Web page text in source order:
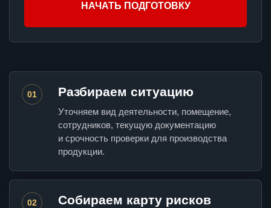
НАЧАТЬ ПОДГОТОВКУ
01 Разбираем ситуацию
Уточняем вид деятельности, помещение,
сотрудников, текущую документацию
и срочность проверки для производства
продукции.
02 Собираем карту рисков